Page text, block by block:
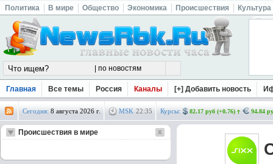
Политика В мире Общество Экономика Происшествия Культура
Главная Все темы Россия Каналы [+] Добавить новость
Сегодня: 8 августа 2026 г. MSK 22:35 Курсы: 82.17 руб (+0.76) 94.84
Происшествия в мире